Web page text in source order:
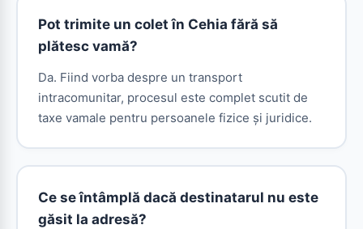
Pot trimite un colet în Cehia fără să
plătesc vamă?
Da. Fiind vorba despre un transport
intracomunitar, procesul este complet scutit de
taxe vamale pentru persoanele fizice și juridice.
Ce se întâmplă dacă destinatarul nu este
găsit la adresă?